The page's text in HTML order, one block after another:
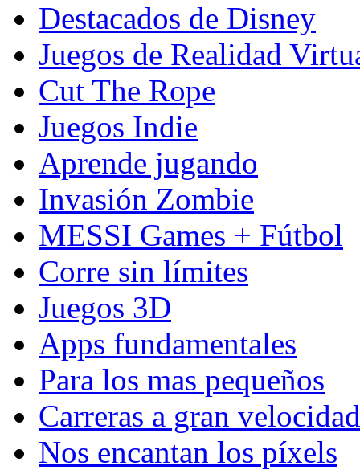
Destacados de Disney
Juegos de Realidad
Cut The Rope
Juegos Indie
Aprende jugando
Invasión Zombie
MESSI Games + Fútbol
Corre sin límites
Juegos 3D
Apps fundamentales
Para los mas pequeños
Carreras a gran velocidad
Nos encantan los píxels